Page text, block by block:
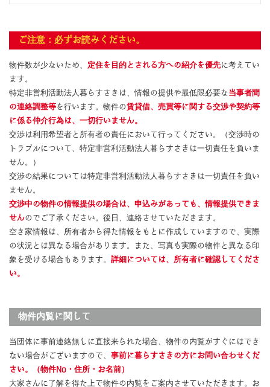
ご注意：必ずお読みください。
物件数が少ないため、 定住を目的とされる方への紹介を優先に考えてい
ます。
特定非営利活動法人暮らすさきは、情報の提供や最低限必要な当事者間
の連絡調整等を行います。物件の賃貸借、売買等に関する交渉や契約等
に係る仲介行為は、一切行いません。
交渉は利用希望者と所有者の責任において行ってください。（交渉時の
トラブルについて、特定非営利活動法人暮らすさきは一切責任を負いま
せん。）
交渉の結果については特定非営利活動法人暮らすさきは一切責任を負い
ません。
交渉中の物件の情報提供の場合は、申込みがあっても、情報提供できま
せんのでご了承ください。後日、連絡させていただきます。
空き家情報は、所有者から得た情報をもとに作成していますので、実際
の状況とは異なる場合があります。また、写真も実際の物件と異なる印
象を受ける場合もあります。 詳細については、所有者に確認してくださ
い。
物件内覧に関して
当団体に事前連絡無しに直接来られた場合、物件の内覧がすぐにはでき
ない場合がございますので、 事前に暮らすさきの方にお問い合わせくだ
さい。（物件No・住所・お名前）
大家さんに了解を得た上で物件の内覧をご案内させていただきます。お